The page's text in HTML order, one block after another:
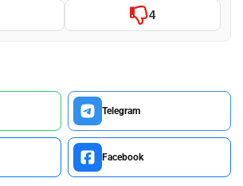
4
Telegram
Facebook